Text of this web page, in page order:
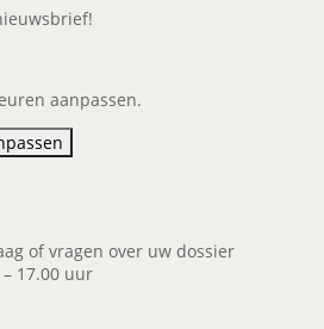
aanpassen.
of vragen over uw dossier
17.00 uur